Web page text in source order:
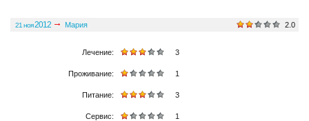
21 ноя2012 Мария
2.0
3
Лечение:
1
Проживание:
3
Питание:
1
Сервис: